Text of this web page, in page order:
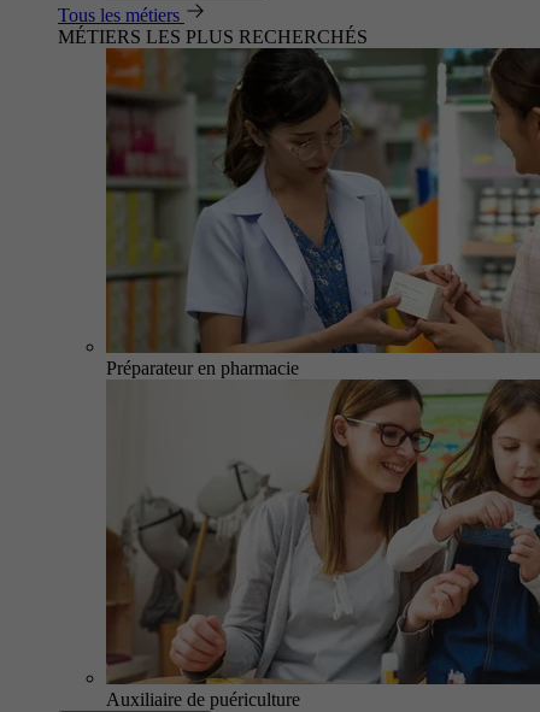
Tous les métiers
MÉTIERS LES PLUS RECHERCHÉS
Préparateur en pharmacie
Auxiliaire de puériculture